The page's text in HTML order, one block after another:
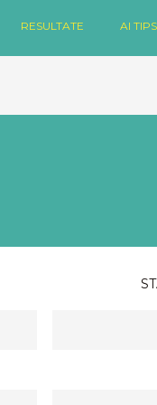
RESULTATE AI TIPS